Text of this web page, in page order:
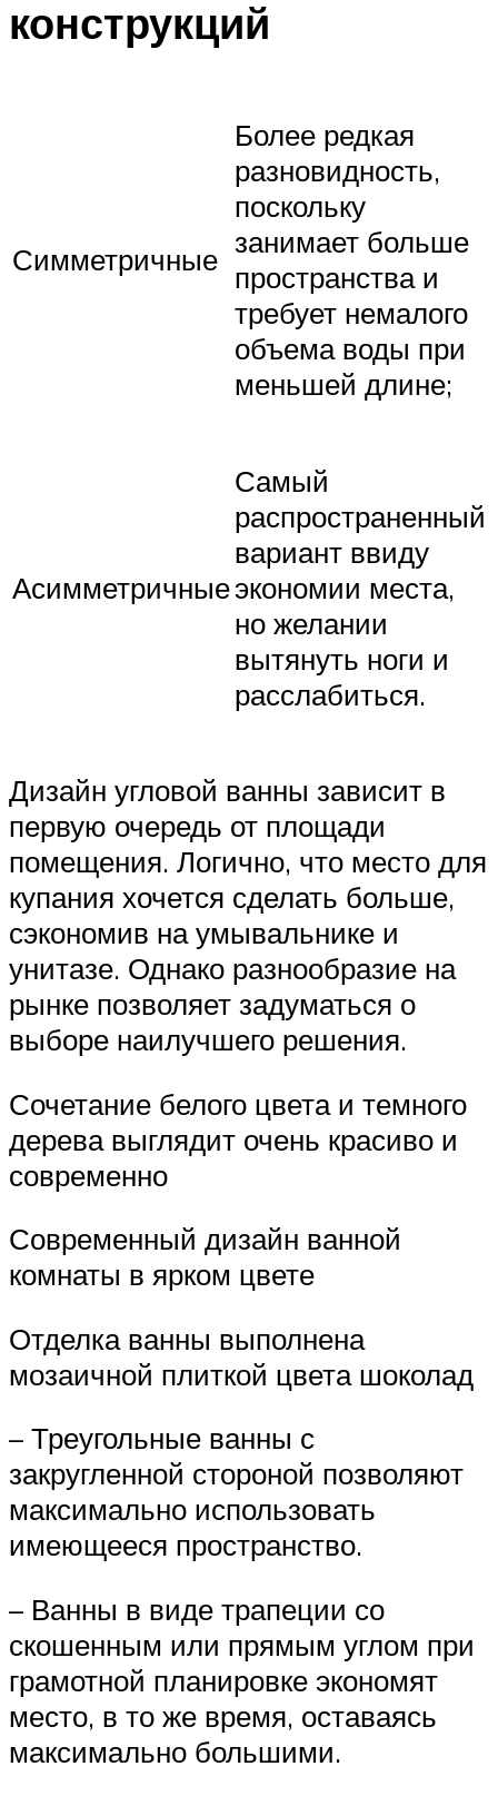
конструкций
Симметричные
Более редкая
разновидность,
поскольку
занимает больше
пространства и
требует немалого
объема воды при
меньшей длине;
Асимметричные
Самый
распространенный
вариант ввиду
экономии места,
но желании
вытянуть ноги и
расслабиться.
Дизайн угловой ванны зависит в
первую очередь от площади
помещения. Логично, что место для
купания хочется сделать больше,
сэкономив на умывальнике и
унитазе. Однако разнообразие на
рынке позволяет задуматься о
выборе наилучшего решения.
Сочетание белого цвета и темного
дерева выглядит очень красиво и
современно
Современный дизайн ванной
комнаты в ярком цвете
Отделка ванны выполнена
мозаичной плиткой цвета шоколад
– Треугольные ванны с
закругленной стороной позволяют
максимально использовать
имеющееся пространство.
– Ванны в виде трапеции со
скошенным или прямым углом при
грамотной планировке экономят
место, в то же время, оставаясь
максимально большими.